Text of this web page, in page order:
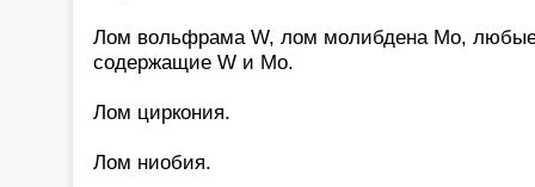
Лом вольфрама W, лом молибдена Mo,
содержащие W и Mo.
Лом циркония.
Лом ниобия.